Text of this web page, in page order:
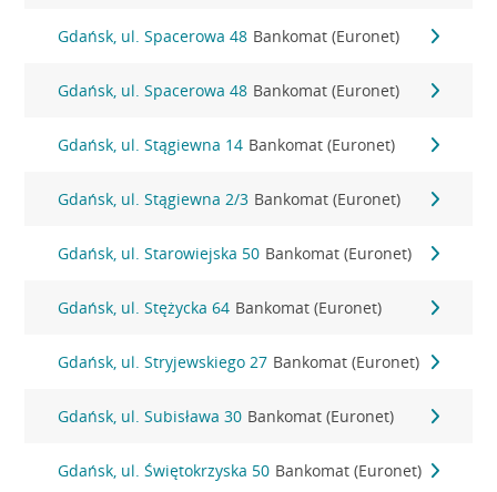
Gdańsk, ul. Spacerowa 48 Bankomat (Euronet)
Gdańsk, ul. Spacerowa 48 Bankomat (Euronet)
Gdańsk, ul. Stągiewna 14 Bankomat (Euronet)
Gdańsk, ul. Stągiewna 2/3 Bankomat (Euronet)
Gdańsk, ul. Starowiejska 50 Bankomat (Euronet)
Gdańsk, ul. Stężycka 64 Bankomat (Euronet)
Gdańsk, ul. Stryjewskiego 27 Bankomat (Euronet)
Gdańsk, ul. Subisława 30 Bankomat (Euronet)
Gdańsk, ul. Świętokrzyska 50 Bankomat (Euronet)